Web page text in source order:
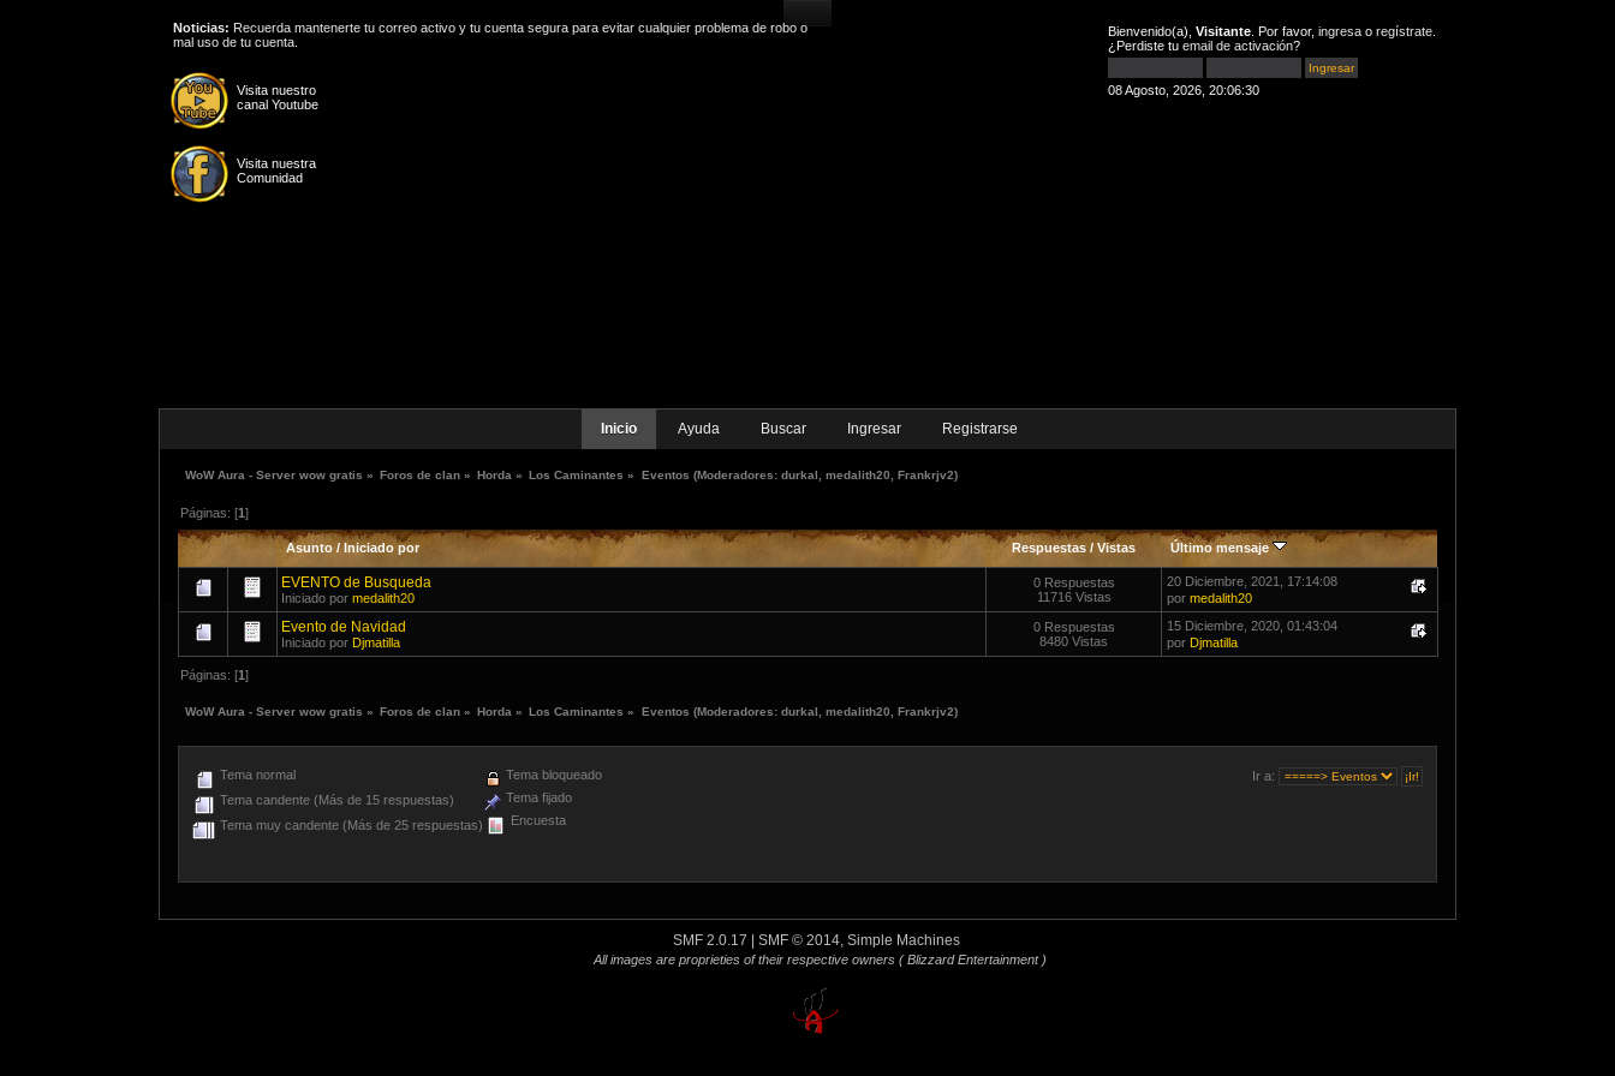
Bienvenido(a), Visitante . Por favor, ingresa o regístrate
¿Perdiste tu email de activación?
08 Agosto, 2026, 20:06:30
Visita nuestro
canal Youtube
Visita nuestra
Comunidad
Noticias: Recuerda mantenerte tu correo activo y tu cuenta segura para evitar cualquier problema de robo o
mal uso de tu cuenta.
Inicio Ayuda Buscar Ingresar Registrarse
WoW Aura - Server wow gratis » Foros de clan » Horda » Los Caminantes » Eventos (Moderadores: durkal , medalith20, Frankrjv2)
Páginas: [1]
Asunto/ Iniciado por Respuestas/ Vistas Último mensaje
EVENTO de Busqueda
Iniciado por medalith20
0 Respuestas
11716 Vistas
20 Diciembre, 2021, 17:14:08
por medalith20
Evento de Navidad
Iniciado por Djmatilla
0 Respuestas
8480 Vistas
15 Diciembre, 2020, 01:43:04
por Djmatilla
Páginas: [1]
WoW Aura - Server wow gratis » Foros de clan » Horda » Los Caminantes » Eventos (Moderadores: durkal medalith20 Frankrjv2)
Ir a:
Tema normal
Tema candente (Más de 15 respuestas)
Tema muy candente (Más de 25 respuestas)
Tema bloqueado
Tema fijado
Encuesta
SMF 2.0.17 SMF © 2014, Simple Machines
All images are proprieties of their respective owners ( Blizzard Entertainment )